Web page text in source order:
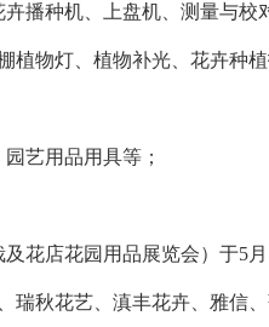
播种机、上盘机、测量与校
植物灯、植物补光、花卉种
艺用品用具等；
花店花园用品展览会）于5月
瑞秋花艺、滇丰花卉、雅信